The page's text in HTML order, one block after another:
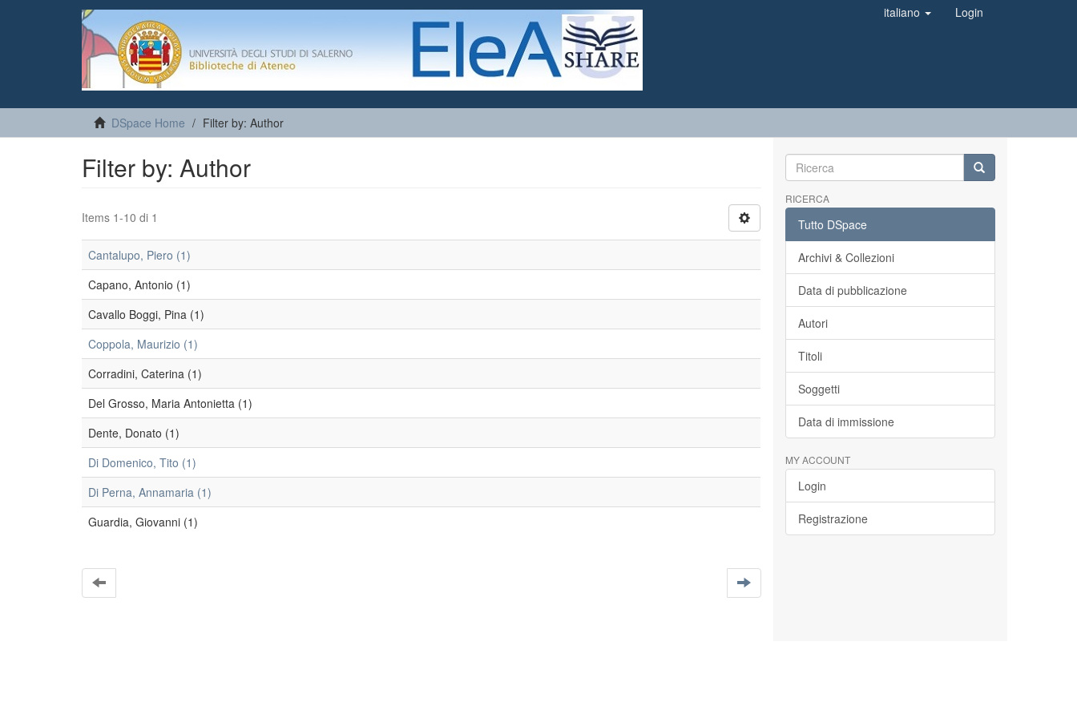
italiano Login
DSpace Home Filter by: Author
Filter by: Author
Items 1-10 di 1
Cantalupo, Piero (1)
Capano, Antonio (1)
Cavallo Boggi, Pina (1)
Coppola, Maurizio (1)
Corradini, Caterina (1)
Del Grosso, Maria Antonietta (1)
Dente, Donato (1)
Di Domenico, Tito (1)
Di Perna, Annamaria (1)
Guardia, Giovanni (1)
RICERCA
Tutto DSpace
Archivi & Collezioni
Data di pubblicazione
Autori
Titoli
Soggetti
Data di immissione
MY ACCOUNT
Login
Registrazione